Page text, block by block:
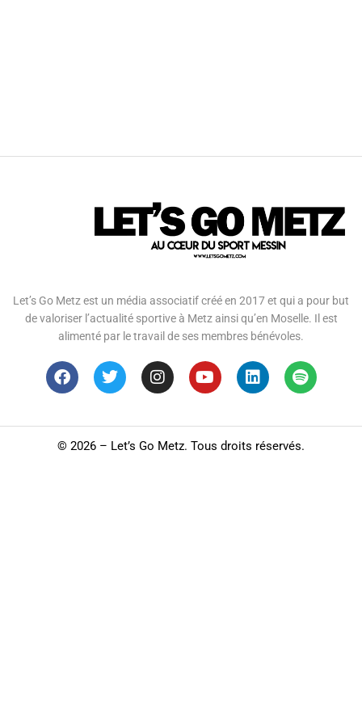
Let’s Go Metz est un média associatif créé en 2017 et qui a pour but
de valoriser l’actualité sportive à Metz ainsi qu’en Moselle. Il est
alimenté par le travail de ses membres bénévoles.
© 2026 – Let’s Go Metz. Tous droits réservés.